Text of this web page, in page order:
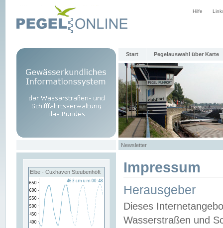
Hilfe
Start Pegelauswahl über Karte
Newsletter
Elbe - Cuxhaven Steubenhöft Impressum
Herausgeber
Dieses
Wasserstraßen und